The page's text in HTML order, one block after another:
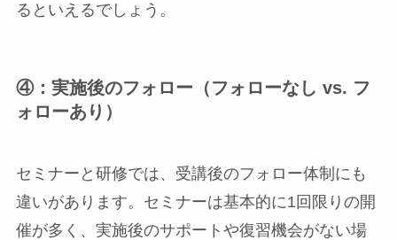
るといえるでしょう。
④：実施後のフォロー（フォローなし vs. フ
ォローあり）
セミナーと研修では、受講後のフォロー体制にも
違いがあります。セミナーは基本的に1回限りの開
催が多く、実施後のサポートや復習機会がない場